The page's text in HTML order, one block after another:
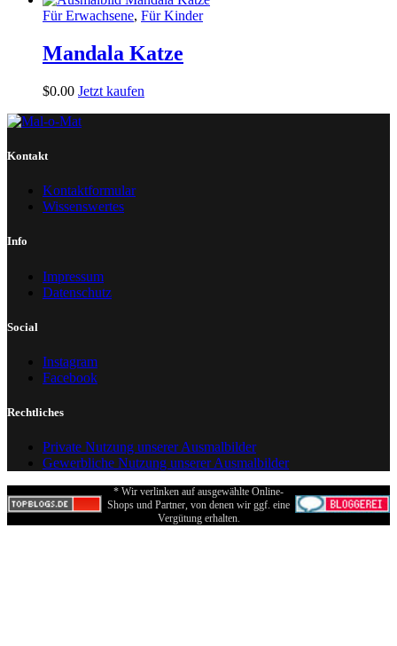
Für Erwachsene, Für Kinder
Mandala Katze
$0.00 Jetzt kaufen
Kontakt
Kontaktformular
Wissenswertes
Info
Impressum
Datenschutz
Social
Instagram
Facebook
Rechtliches
Private Nutzung unserer Ausmalbilder
Gewerbliche Nutzung unserer Ausmalbilder
* Wir verlinken auf ausgewählte Online-
Shops und Partner, von denen wir ggf. eine
Vergütung erhalten.